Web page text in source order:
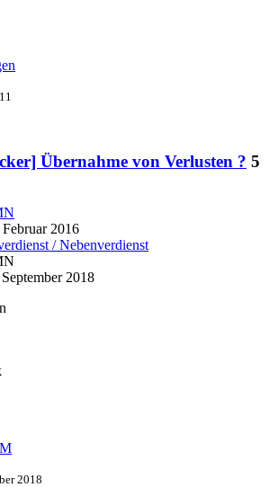
Übernahme von Verlusten ? 5
Februar 2016
/ Nebenverdienst
September 2018
2018